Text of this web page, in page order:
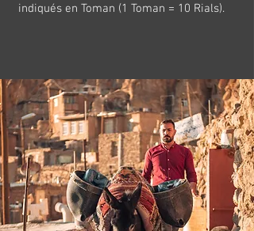
indiqués en Toman (1 Toman = 10 Rials).